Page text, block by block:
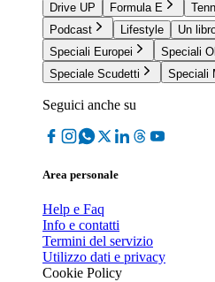
Drive UP
Formula E
Podcast
Lifestyle
Un
Speciali Europei
Speciali
Speciale Scudetti
Speciali
Seguici anche su
Area personale
Help e Faq
Info e contatti
Termini del servizio
Utilizzo dati e privacy
Cookie Policy